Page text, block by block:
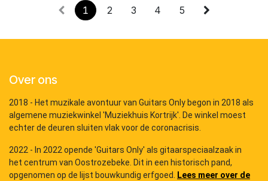
1 2 3 4 5
Over ons
2018 - Het muzikale avontuur van Guitars Only begon in 2018 als
algemene muziekwinkel 'Muziekhuis Kortrijk'. De winkel moest
echter de deuren sluiten vlak voor de coronacrisis.
2022 - In 2022 opende 'Guitars Only' als gitaarspeciaalzaak in
het centrum van Oostrozebeke. Dit in een historisch pand,
opgenomen op de lijst bouwkundig erfgoed.
Lees meer over de